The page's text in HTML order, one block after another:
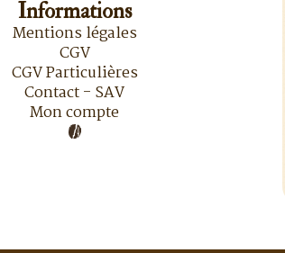
Informations
Mentions légales
CGV
CGV Particulières
Contact - SAV
Mon compte